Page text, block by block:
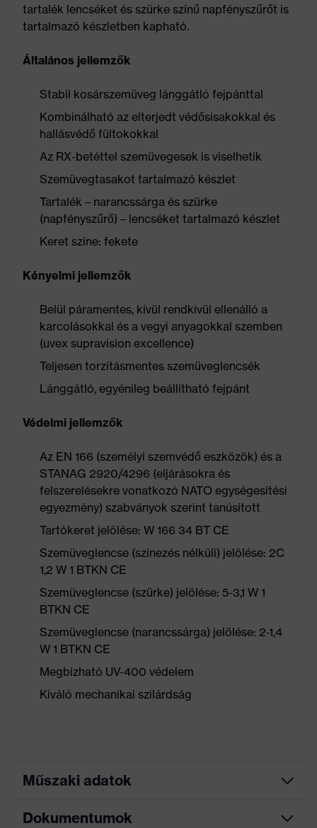
tartalék lencséket és szürke színű napfényszűrőt is
tartalmazó készletben kapható.
Általános jellemzők
Stabil kosárszemüveg lánggátló fejpánttal
Kombinálható az elterjedt védősisakokkal és
hallásvédő fültokokkal
Az RX-betéttel szemüvegesek is viselhetik
Szemüvegtasakot tartalmazó készlet
Tartalék – narancssárga és szürke
(napfényszűrő) – lencséket tartalmazó készlet
Keret színe: fekete
Kényelmi jellemzők
Belül páramentes, kívül rendkívül ellenálló a
karcolásokkal és a vegyi anyagokkal szemben
(uvex supravision excellence)
Teljesen torzításmentes szemüveglencsék
Lánggátló, egyénileg beállítható fejpánt
Védelmi jellemzők
Az EN 166 (személyi szemvédő eszközök) és a
STANAG 2920/4296 (eljárásokra és
felszerelésekre vonatkozó NATO egységesítési
egyezmény) szabványok szerint tanúsított
Tartókeret jelölése: W 166 34 BT CE
Szemüveglencse (színezés nélküli) jelölése: 2C
1,2 W 1 BTKN CE
Szemüveglencse (szürke) jelölése: 5-3,1 W 1
BTKN CE
Szemüveglencse (narancssárga) jelölése: 2-1,4
W 1 BTKN CE
Megbízható UV-400 védelem
Kiváló mechanikai szilárdság
Műszaki adatok
Keresőszín
Dokumentumok